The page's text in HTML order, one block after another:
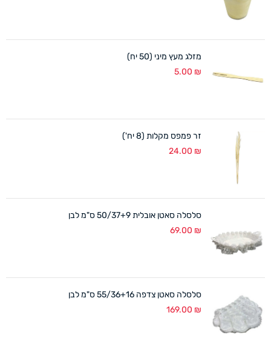
מזלג מעץ מיני (50 יח)
5.00 ₪
זר פמפס מקלות (8 יח')
24.00 ₪
סלסלה סאטן אובלית 50/37+9 ס"מ לבן
69.00 ₪
סלסלה סאטן צדפה 55/36+16 ס"מ לבן
169.00 ₪